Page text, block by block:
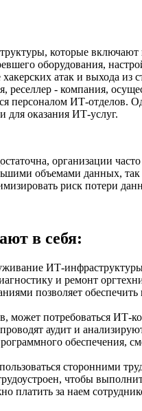
которые
оборудования,
атак и выхода
реселлер - компания,
ИТ-отделов.
для оказания ИТ-услуг.
организации
объемами данных,
риск потери
в себя:
ИТ-
и ремонт
позволяет обеспечить
потребоваться ИТ-
аудит и
обеспечения,
сторонними
чтобы
за наем